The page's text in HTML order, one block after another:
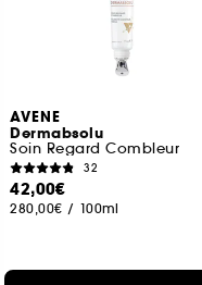
AVENE
Dermabsolu
Soin Regard Combleur
32
42,00€
280,00€ / 100ml